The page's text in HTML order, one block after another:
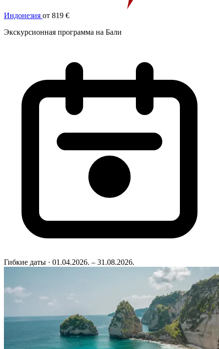
Индонезия от 819 €
Экскурсионная программа на Бали
Гибкие даты · 01.04.2026. – 31.08.2026.